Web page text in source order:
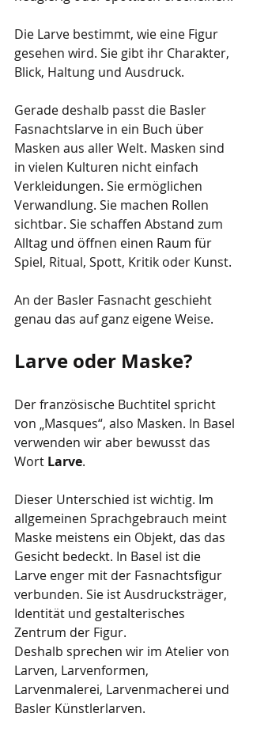
Die Larve bestimmt, wie eine Figur
gesehen wird. Sie gibt ihr Charakter,
Blick, Haltung und Ausdruck.
Gerade deshalb passt die Basler
Fasnachtslarve in ein Buch über
Masken aus aller Welt. Masken sind
in vielen Kulturen nicht einfach
Verkleidungen. Sie ermöglichen
Verwandlung. Sie machen Rollen
sichtbar. Sie schaffen Abstand zum
Alltag und öffnen einen Raum für
Spiel, Ritual, Spott, Kritik oder Kunst.
An der Basler Fasnacht geschieht
genau das auf ganz eigene Weise.
Larve oder Maske?
Der französische Buchtitel spricht
von „Masques“, also Masken. In Basel
verwenden wir aber bewusst das
Wort Larve.
Dieser Unterschied ist wichtig. Im
allgemeinen Sprachgebrauch meint
Maske meistens ein Objekt, das das
Gesicht bedeckt. In Basel ist die
Larve enger mit der Fasnachtsfigur
verbunden. Sie ist Ausdrucksträger,
Identität und gestalterisches
Zentrum der Figur.
Deshalb sprechen wir im Atelier von
Larven, Larvenformen,
Larvenmalerei, Larvenmacherei und
Basler Künstlerlarven.